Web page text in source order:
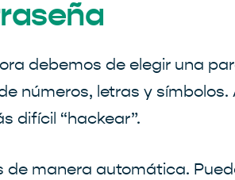
debemos de elegir una
números, letras y
difícil “hackear”.
manera automática.